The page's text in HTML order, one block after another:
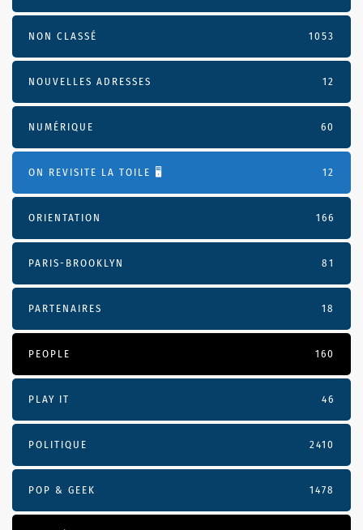
NON CLASSÉ 1053
NOUVELLES ADRESSES 12
NUMÉRIQUE 60
ON REVISITE LA TOILE 🖥️ 12
ORIENTATION 166
PARIS-BROOKLYN 81
PARTENAIRES 18
PEOPLE 160
PLAY IT 46
POLITIQUE 2410
POP & GEEK 1478